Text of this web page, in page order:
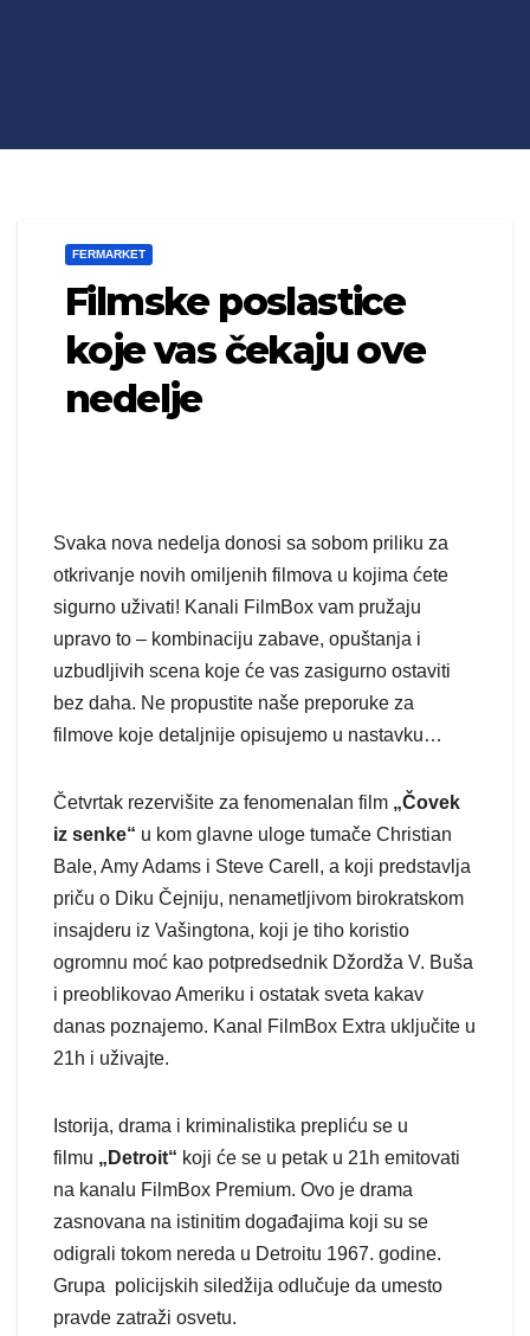
FERMARKET
Filmske poslastice
koje vas čekaju ove
nedelje
Svaka nova nedelja donosi sa sobom priliku za
otkrivanje novih omiljenih filmova u kojima ćete
sigurno uživati! Kanali FilmBox vam pružaju
upravo to – kombinaciju zabave, opuštanja i
uzbudljivih scena koje će vas zasigurno ostaviti
bez daha. Ne propustite naše preporuke za
filmove koje detaljnije opisujemo u nastavku…
Četvrtak rezervišite za fenomenalan film „Čovek
iz senke“ u kom glavne uloge tumače Christian
Bale, Amy Adams i Steve Carell, a koji predstavlja
priču o Diku Čejniju, nenametljivom birokratskom
insajderu iz Vašingtona, koji je tiho koristio
ogromnu moć kao potpredsednik Džordža V. Buša
i preoblikovao Ameriku i ostatak sveta kakav
danas poznajemo. Kanal FilmBox Extra uključite u
21h i uživajte.
Istorija, drama i kriminalistika prepliću se u
filmu „Detroit“ koji će se u petak u 21h emitovati
na kanalu FilmBox Premium. Ovo je drama
zasnovana na istinitim događajima koji su se
odigrali tokom nereda u Detroitu 1967. godine.
Grupa policijskih siledžija odlučuje da umesto
pravde zatraži osvetu.